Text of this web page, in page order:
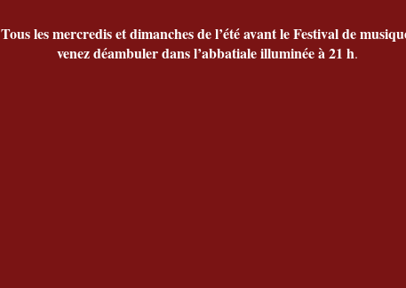
Tous les mercredis et dimanches de l’été avant le Festival de
venez déambuler dans l’abbatiale illuminée à 21 h.